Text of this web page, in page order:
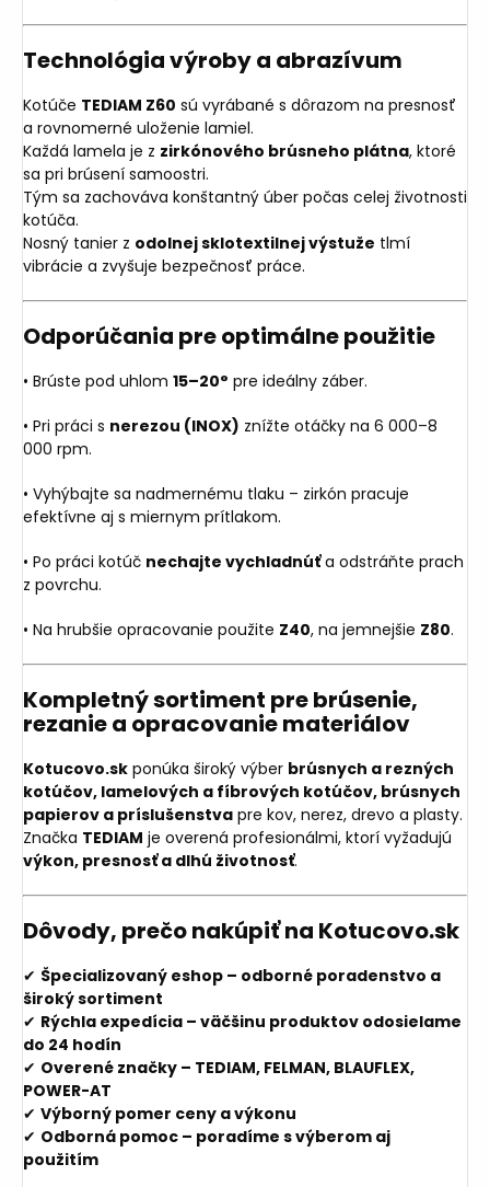
Technológia výroby a abrazívum
Kotúče TEDIAM Z60 sú vyrábané s dôrazom na presnosť
a rovnomerné uloženie lamiel.
Každá lamela je z zirkónového brúsneho plátna, ktoré
sa pri brúsení samoostri.
Tým sa zachováva konštantný úber počas celej životnosti
kotúča.
Nosný tanier z odolnej sklotextilnej výstuže tlmí
vibrácie a zvyšuje bezpečnosť práce.
Odporúčania pre optimálne použitie
• Brúste pod uhlom 15–20° pre ideálny záber.
• Pri práci s nerezou (INOX) znížte otáčky na 6 000–8
000 rpm.
• Vyhýbajte sa nadmernému tlaku – zirkón pracuje
efektívne aj s miernym prítlakom.
• Po práci kotúč nechajte vychladnúťa odstráňte prach
z povrchu.
• Na hrubšie opracovanie použite Z40, na jemnejšie Z80.
Kompletný sortiment pre brúsenie,
rezanie a opracovanie materiálov
Kotucovo.sk ponúka široký výber brúsnych a rezných
kotúčov, lamelových a fíbrových kotúčov, brúsnych
papierov a príslušenstva pre kov, nerez, drevo a plasty.
Značka TEDIAM je overená profesionálmi, ktorí vyžadujú
výkon, presnosť a dlhú životnosť.
Dôvody, prečo nakúpiť na Kotucovo.sk
✔ Špecializovaný eshop – odborné poradenstvo a
široký sortiment
✔ Rýchla expedícia – väčšinu produktov odosielame
do 24 hodín
✔ Overené značky – TEDIAM, FELMAN, BLAUFLEX,
POWER-AT
✔ Výborný pomer ceny a výkonu
✔ Odborná pomoc – poradíme s výberom aj
použitím